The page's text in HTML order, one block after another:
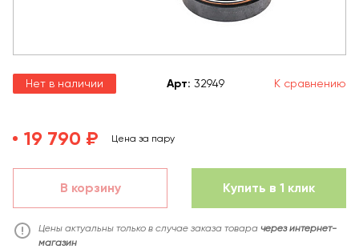
Нет в наличии Арт: 32949 К сравнению
19 790 ₽ Цена за пару
В корзину Купить в 1 клик
Цены актуальны только в случае заказа товара через интернет-
магазин